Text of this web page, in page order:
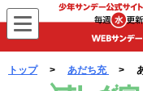
トップ> あだち充 > あ